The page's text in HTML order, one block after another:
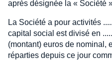
après désignée la « Société
La Société a pour activités
capital social est divisé en
(montant) euros de nominal,
réparties depuis ce jour